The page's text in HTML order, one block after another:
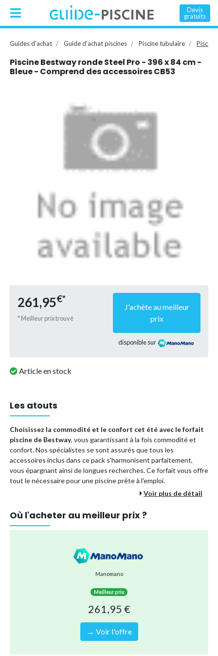
Devis
gratuits
Guides d'achat Guide d'achat piscines Piscine tubulaire
Piscine Bestway ronde Steel Pro - 396 x 84 cm -
Bleue - Comprend des accessoires CB53
261,95€*
* Meilleur prix trouvé
J'achète au meilleur
prix
disponible sur
Article en stock
Les atouts
Choisissez la commodité et le confort cet été avec le forfait
piscine de Bestway, vous garantissant à la fois commodité et
confort. Nos spécialistes se sont assurés que tous les
accessoires inclus dans ce pack s'harmonisent parfaitement,
vous épargnant ainsi de longues recherches. Ce forfait vous offre
tout le nécessaire pour une piscine prête à l'emploi.
Un coût plus avantageux que si vous achetiez tous les
En commandant ce pack en une seule fois, vous optez pour
une méthode d'expédition plus écologique, puisque tout
éliminant ainsi tout souci d'installation.
La certitude de pouvoir profiter pleinement et sans tracas
des joies de la piscine avec toute la famille.
Voir plus de détail
Où l'acheter au meilleur prix ?
Manomano
Meilleur prix
261,95 €
→ Voir l'offre